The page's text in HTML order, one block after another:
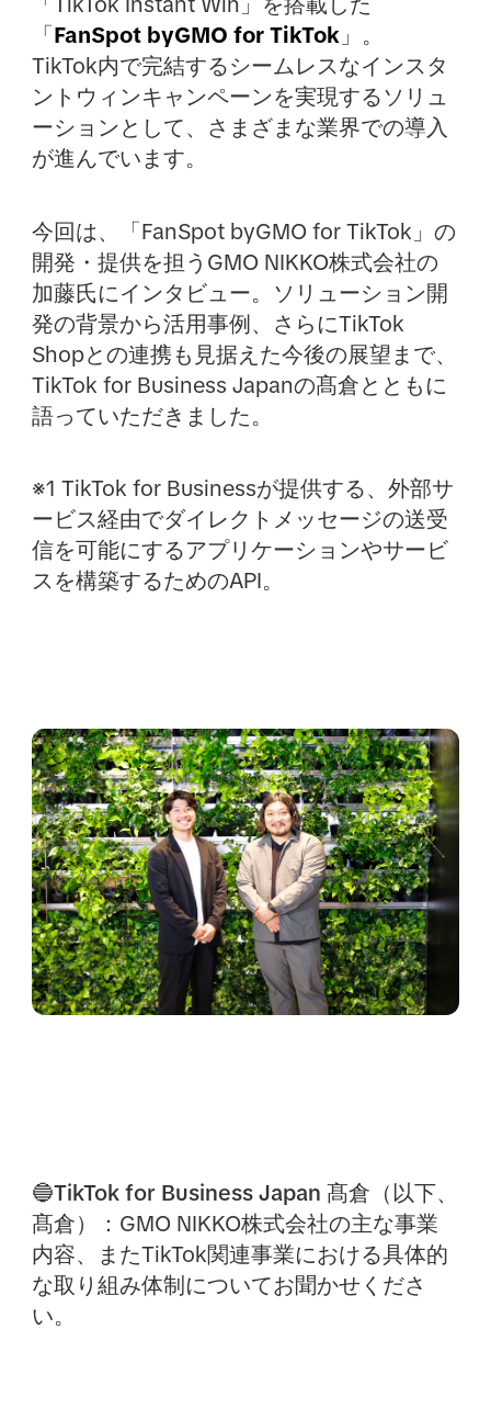
「TikTok Instant Win」を搭載した
「 FanSpot byGMO for TikTok」。
TikTok内で完結するシームレスなインスタ
ントウィンキャンペーンを実現するソリュ
ーションとして、さまざまな業界での導入
が進んでいます。
今回は、「FanSpot byGMO for TikTok」の
開発・提供を担うGMO NIKKO株式会社の
加藤氏にインタビュー。ソリューション開
発の背景から活用事例、さらにTikTok
Shopとの連携も見据えた今後の展望まで、
TikTok for Business Japanの髙倉とともに
語っていただきました。
※1 TikTok for Businessが提供する、外部サ
ービス経由でダイレクトメッセージの送受
信を可能にするアプリケーションやサービ
スを構築するためのAPI。
🔵TikTok for Business Japan 髙倉（以下、
髙倉）： GMO NIKKO株式会社の主な事業
内容、またTikTok関連事業における具体的
な取り組み体制についてお聞かせくださ
い。